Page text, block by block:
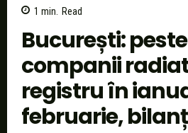
1 min. Read
București: peste
companii
registru în
februarie,